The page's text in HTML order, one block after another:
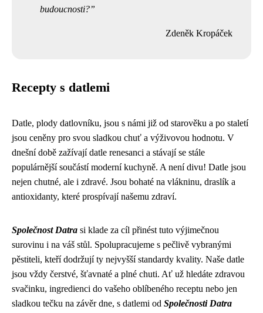
budoucnosti?
Zdeněk Kropáček
Recepty s datlemi
Datle, plody datlovníku, jsou s námi již od starověku a po staletí
jsou ceněny pro svou sladkou chuť a výživovou hodnotu. V
dnešní době zažívají datle renesanci a stávají se stále
populárnější součástí moderní kuchyně. A není divu! Datle jsou
nejen chutné, ale i zdravé. Jsou bohaté na vlákninu, draslík a
antioxidanty, které prospívají našemu zdraví.
Společnost Datra si klade za cíl přinést tuto výjimečnou
surovinu i na váš stůl. Spolupracujeme s pečlivě vybranými
pěstiteli, kteří dodržují ty nejvyšší standardy kvality. Naše datle
jsou vždy čerstvé, šťavnaté a plné chuti. Ať už hledáte zdravou
svačinku, ingredienci do vašeho oblíbeného receptu nebo jen
sladkou tečku na závěr dne, s datlemi od Společnosti Datra